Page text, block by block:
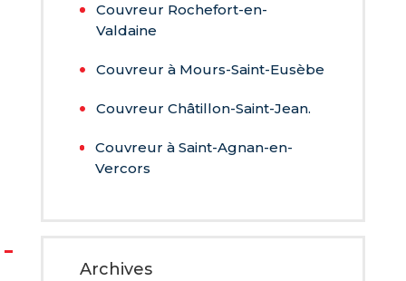
Couvreur Rochefort-en-
Valdaine
Couvreur à Mours-Saint-Eusèbe
Couvreur Châtillon-Saint-Jean.
Couvreur à Saint-Agnan-en-
Vercors
Archives